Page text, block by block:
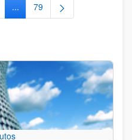
...Páginas intermedias Use TAB
Página
79